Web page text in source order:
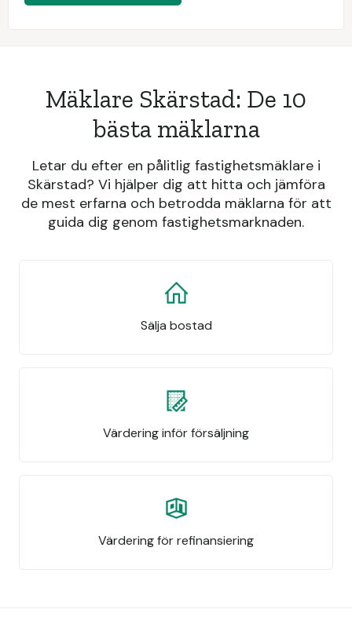
Mäklare Skärstad: De 10
bästa mäklarna
Letar du efter en pålitlig fastighetsmäklare i
Skärstad? Vi hjälper dig att hitta och jämföra
de mest erfarna och betrodda mäklarna för att
guida dig genom fastighetsmarknaden.
Sälja bostad
Värdering inför försäljning
Värdering för refinansiering